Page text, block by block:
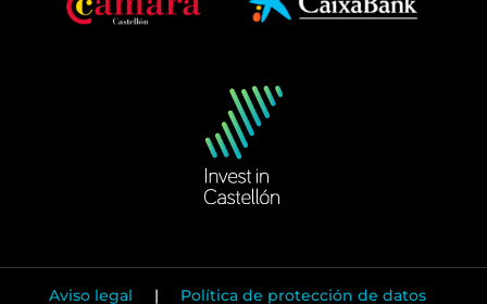
Aviso legal | Política de protección de datos